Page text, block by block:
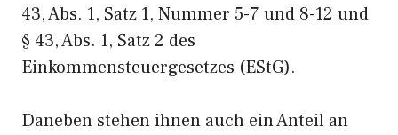
43, Abs. 1, Satz 1, Nummer 5-7 und 8-12 und
§ 43, Abs. 1, Satz 2 des
Einkommensteuergesetzes (EStG).
Daneben stehen ihnen auch ein Anteil an